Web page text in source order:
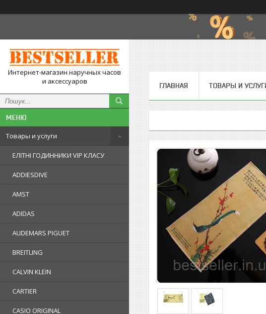
Интернет-магазин наручных часов
и аксессуаров
Товары и услуги
ЕЛІТНІ ГОДИННИКИ VIP КЛАСУ
ADDIESDIVE
AMST
ADIDAS
AUDEMARS PIGUET
BREITLING
CALVIN KLEIN
CARTIER
CASIO ORIGINAL
ГЛАВНАЯ ТОВАРЫ И